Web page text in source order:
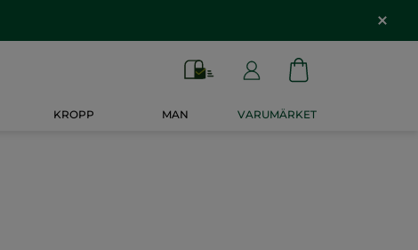
KROPP MAN VARUMÄRKET